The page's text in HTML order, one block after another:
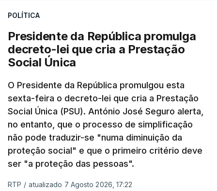
POLÍTICA
Presidente da República promulga
decreto-lei que cria a Prestação
Social Única
O Presidente da República promulgou esta
sexta-feira o decreto-lei que cria a Prestação
Social Única (PSU). António José Seguro alerta,
no entanto, que o processo de simplificação
não pode traduzir-se "numa diminuição da
proteção social" e que o primeiro critério deve
ser "a proteção das pessoas".
RTP / atualizado 7 Agosto 2026, 17:22